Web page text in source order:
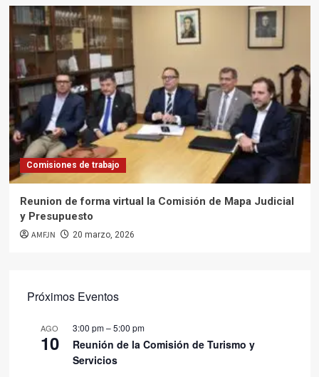
Comisiones de trabajo
Reunion de forma virtual la Comisión de Mapa Judicial
y Presupuesto
AMFJN 20 marzo, 2026
Próximos Eventos
AGO
10
3:00 pm–5:00 pm
Reunión de la Comisión de Turismo y
Servicios